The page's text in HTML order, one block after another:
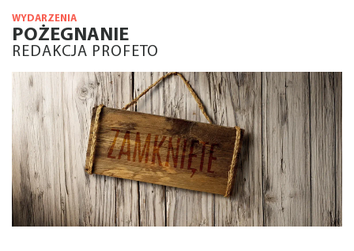
WYDARZENIA
POŻEGNANIE
REDAKCJA PROFETO